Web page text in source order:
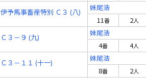
伊予馬事畜産特別 Ｃ３ (八)
妹尾浩
11番 2人
Ｃ３－９ (九)
妹尾浩
4番 4人
Ｃ３－１１ (十一)
妹尾浩
8番 2人